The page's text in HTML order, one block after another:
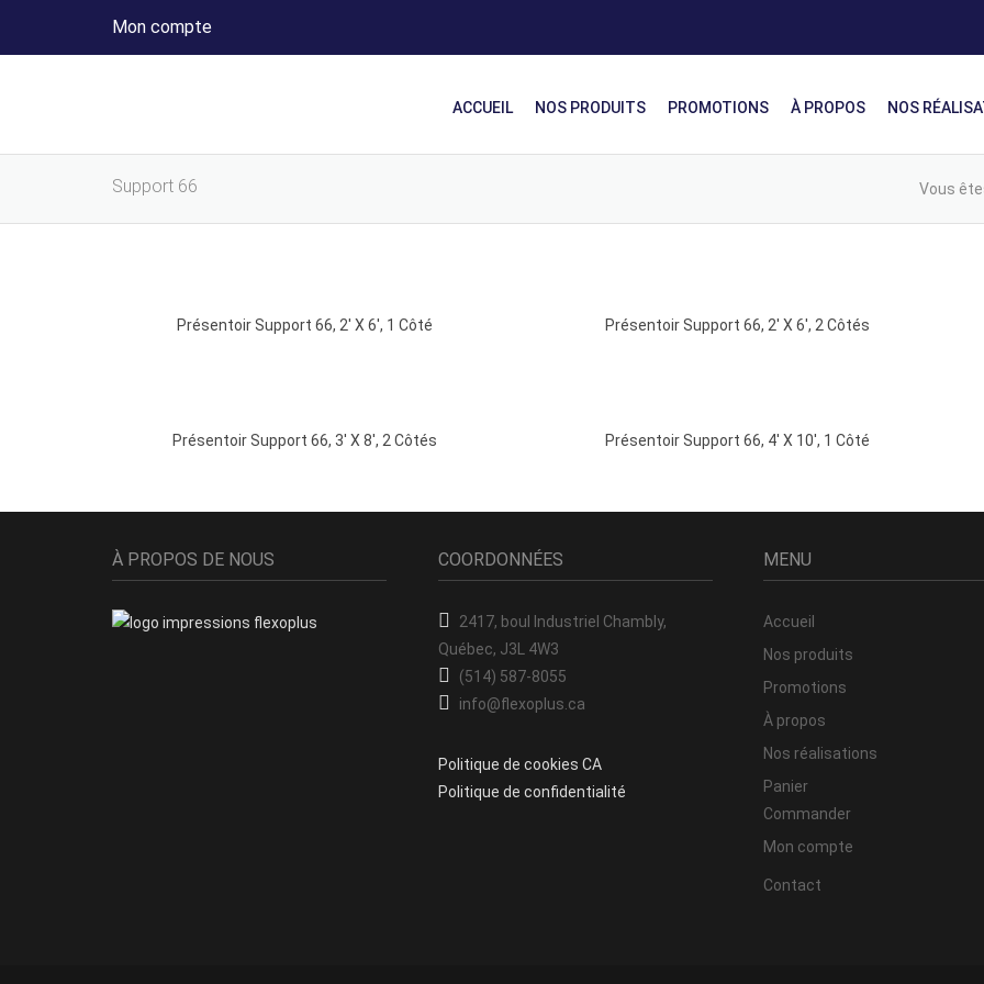
Mon compte
ACCUEIL NOS PRODUITS PROMOTIONS À PROPOS NOS
Support 66 Vous
Présentoir Support 66, 2′ X 6′, 1 Côté Présentoir Support 66, 2′ X 6′, 2 Côtés
Présentoir Support 66, 3′ X 8′, 2 Côtés Présentoir Support 66, 4′ X 10′, 1 Côté
À PROPOS DE NOUS COORDONNÉES
2417, boul Industriel Chambly,
Québec, J3L 4W3
(514) 587-8055
info@flexoplus.ca
Politique de cookies CA
Politique de confidentialité
MENU
Accueil
Nos produits
Promotions
À propos
Nos réalisations
Panier
Commander
Mon compte
Contact